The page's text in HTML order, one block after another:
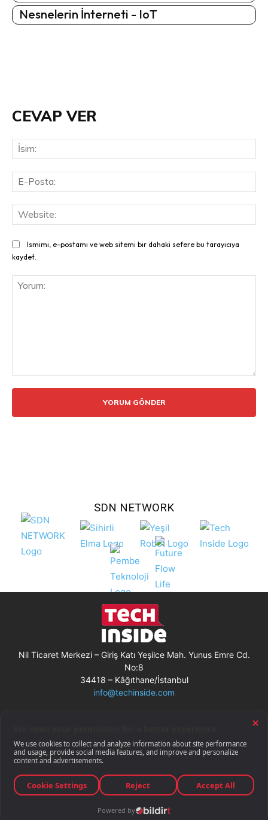
Nesnelerin İnterneti - IoT
CEVAP VER
Ismimi, e-postamı ve web sitemi bir dahaki sefere bu tarayıcıya
kaydet.
SDN NETWORK
Nil Ticaret Merkezi – Giriş Katı Yeşilce Mah. Yunus Emre Cd.
No:8
34418 – Kâğıthane/İstanbul
info@techinside.com
Gizlilik Bildirimi
RSS
© Techinside.com, İnternet Medyası